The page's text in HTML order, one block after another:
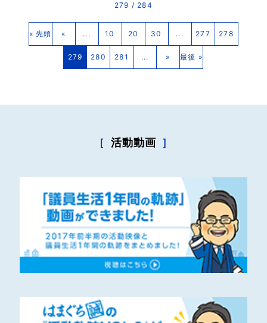
279 / 284
« 先頭 « ... 10 20 30 ... 277 278
279 280 281 ... » 最後 »
［ 活動動画 ］